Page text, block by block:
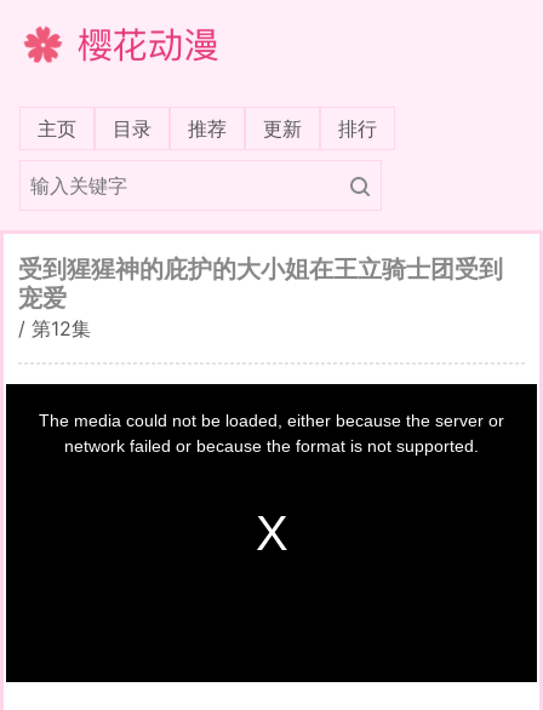
樱花动漫
主页(current)
目录 推荐 更新 排行
受到猩猩神的庇护的大小姐在王立骑士团受到
宠爱
/ 第12集